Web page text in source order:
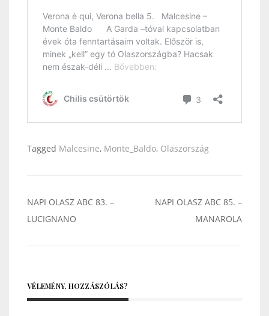
Tagged Malcesine, Monte_Baldo, Olaszország
Bejegyzés
navigáció
NAPI OLASZ ABC 83. –
LUCIGNANO
NAPI OLASZ ABC 85. –
MANAROLA
VÉLEMÉNY, HOZZÁSZÓLÁS?